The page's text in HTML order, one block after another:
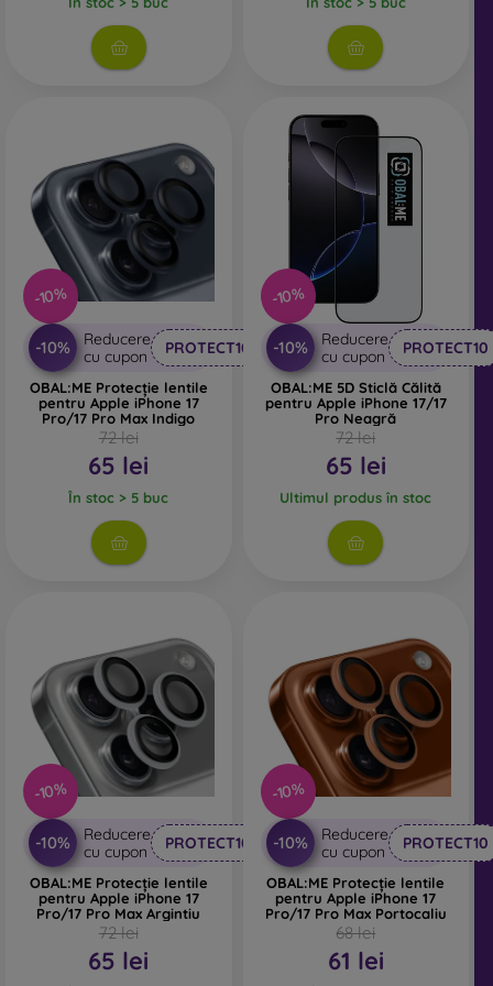
combinată cu orice tip de husă pentru telefon. În
combinație cu o husă de protecție, oferă un nivel adecvat
de protecție.
protecție, asigură-te că este compatibilă cu modelul
specific al smartphone-ului tău. În magazinul nostru
online FOON găsești o gamă variată de folii și sticle de
protecție pentru telefonul mobil.
-10%
-10%
Reducere
cu cupon
PROTECT10
OBAL:ME Protecție lentile
pentru Apple iPhone 17
Pro/17 Pro Max Indigo
72 lei
65 lei
În stoc > 5 buc
-10%
-10%
Reducere
cu cupon
PROTECT10
OBAL:ME 5D Sticlă Călită
pentru Apple iPhone 17/17
Pro Neagră
72 lei
65 lei
Ultimul produs în stoc
-10%
-10%
Reducere
cu cupon
PROTECT10
OBAL:ME Protecție lentile
pentru Apple iPhone 17
Pro/17 Pro Max Argintiu
72 lei
65 lei
-10%
-10%
Reducere
cu cupon
PROTECT10
OBAL:ME Protecție lentile
pentru Apple iPhone 17
Pro/17 Pro Max Portocaliu
68 lei
61 lei